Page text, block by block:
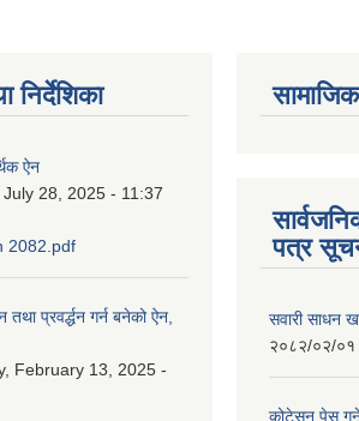
ऐन
July 28, 2025 - 11:37
2082.pdf
प्रवर्द्धन गर्न बनेको ऐन,
February 13, 2025 -
पत्र
सवारी साधन
२०८२/०२/०१
कोटेसन पेस